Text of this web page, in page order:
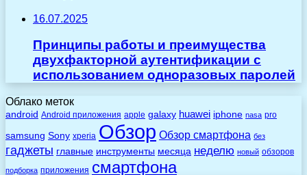
16.07.2025
Принципы работы и преимущества
двухфакторной аутентификации с
использованием одноразовых паролей
Облако меток
android Android приложения apple galaxy huawei iphone nasa pro
samsung Sony xperia Обзор Обзор смартфона без
гаджеты главные инструменты месяца неделю новый обзоров
подборка приложения смартфона